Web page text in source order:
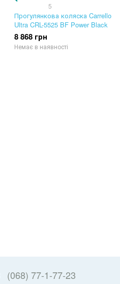
5
Прогулянкова коляска Carrello
Ultra CRL-5525 BF Power Black
8 868 грн
Немає в наявності
(068) 77-1-77-23